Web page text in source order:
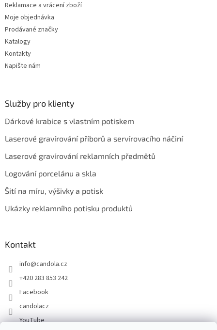
Reklamace a vrácení zboží
Moje objednávka
Prodávané značky
Katalogy
Kontakty
Napište nám
Služby pro klienty
Dárkové krabice s vlastním potiskem
Laserové gravírování příborů a servírovacího náčiní
Laserové gravírování reklamních předmětů
Logování porcelánu a skla
Šití na míru, výšivky a potisk
Ukázky reklamního potisku produktů
Kontakt
info@candola.cz
+420 283 853 242
Facebook
candolacz
YouTube